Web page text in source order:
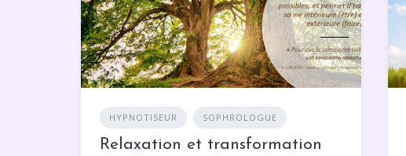
HYPNOTISEUR SOPHROLOGUE
Relaxation et transformation